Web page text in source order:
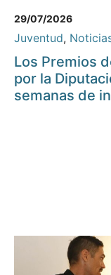
29/07/2026
Juventud,
Los Premios
por la
semanas de